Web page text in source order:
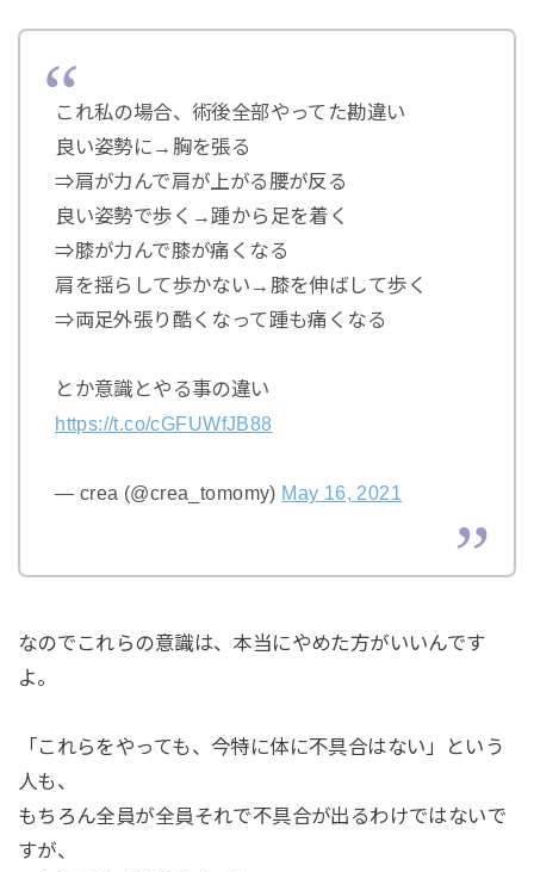
これ私の場合、術後全部やってた勘違い
良い姿勢に→胸を張る
⇒肩が力んで肩が上がる腰が反る
良い姿勢で歩く→踵から足を着く
⇒膝が力んで膝が痛くなる
肩を揺らして歩かない→膝を伸ばして歩く
⇒両足外張り酷くなって踵も痛くなる
とか意識とやる事の違い
https://t.co/cGFUWfJB88
— crea (@crea_tomomy) May 16, 2021
なのでこれらの意識は、本当にやめた方がいいんです
よ。
「これらをやっても、今特に体に不具合はない」という
人も、
もちろん全員が全員それで不具合が出るわけではないで
すが、